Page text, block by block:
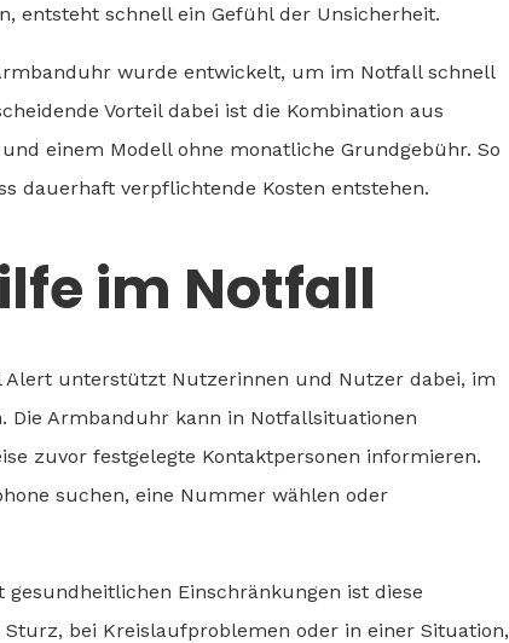
entsteht schnell ein Gefühl der Unsicherheit.
wurde entwickelt, um im Notfall schnell
Vorteil dabei ist die Kombination aus
einem Modell ohne monatliche Grundgebühr. So
dauerhaft verpflichtende Kosten entstehen.
im Notfall
unterstützt Nutzerinnen und Nutzer dabei, im
Armbanduhr kann in Notfallsituationen
zuvor festgelegte Kontaktpersonen informieren.
suchen, eine Nummer wählen oder
Einschränkungen ist diese
bei Kreislaufproblemen oder in einer Situation,